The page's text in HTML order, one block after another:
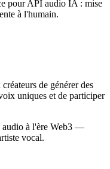
pour API audio IA : mise
à l'humain.
de générer des
uniques et de participer
audio à l'ère Web3 —
vocal.